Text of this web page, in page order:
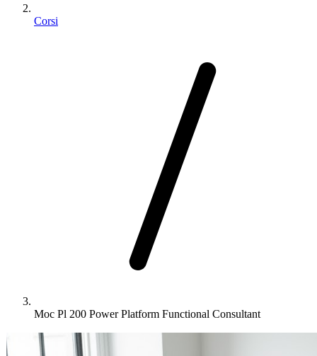
Corsi
Moc Pl 200 Power Platform Functional Consultant